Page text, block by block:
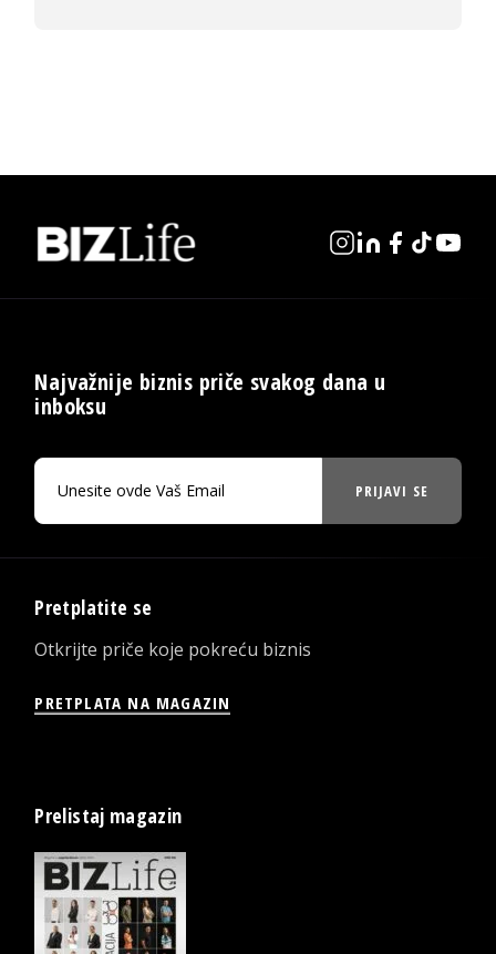
Najvažnije biznis priče svakog dana u
inboksu
PRIJAVI SE
Pretplatite se
Otkrijte priče koje pokreću biznis
PRETPLATA NA MAGAZIN
Prelistaj magazin